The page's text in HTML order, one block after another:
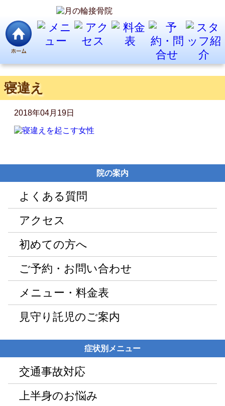
寝違え
2018年04月19日
院の案内
よくある質問
アクセス
初めての方へ
ご予約・お問い合わせ
メニュー・料金表
見守り託児のご案内
症状別メニュー
交通事故対応
上半身のお悩み